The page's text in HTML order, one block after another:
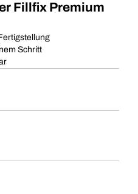
Fillfix Premium
Schritt